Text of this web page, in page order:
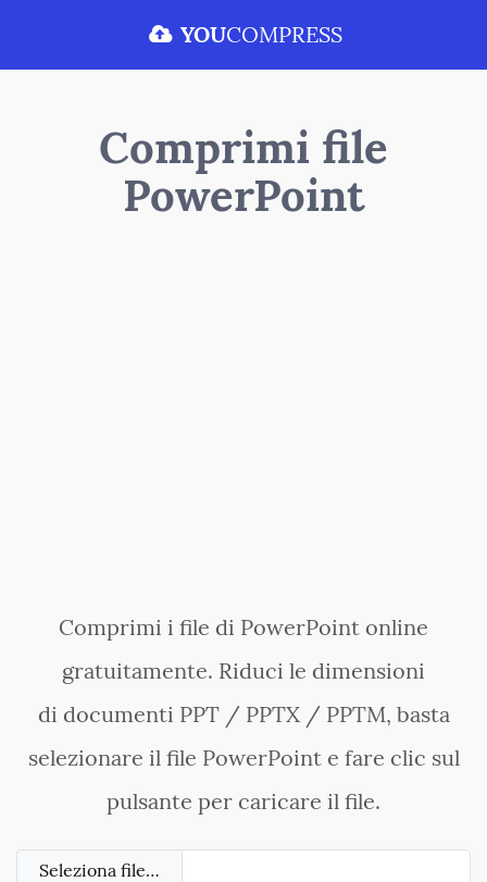
YOUCOMPRESS
Comprimi file
PowerPoint
Comprimi i file di PowerPoint online
gratuitamente. Riduci le dimensioni
di documenti PPT / PPTX / PPTM, basta
selezionare il file PowerPoint e fare clic sul
pulsante per caricare il file.
Seleziona file…